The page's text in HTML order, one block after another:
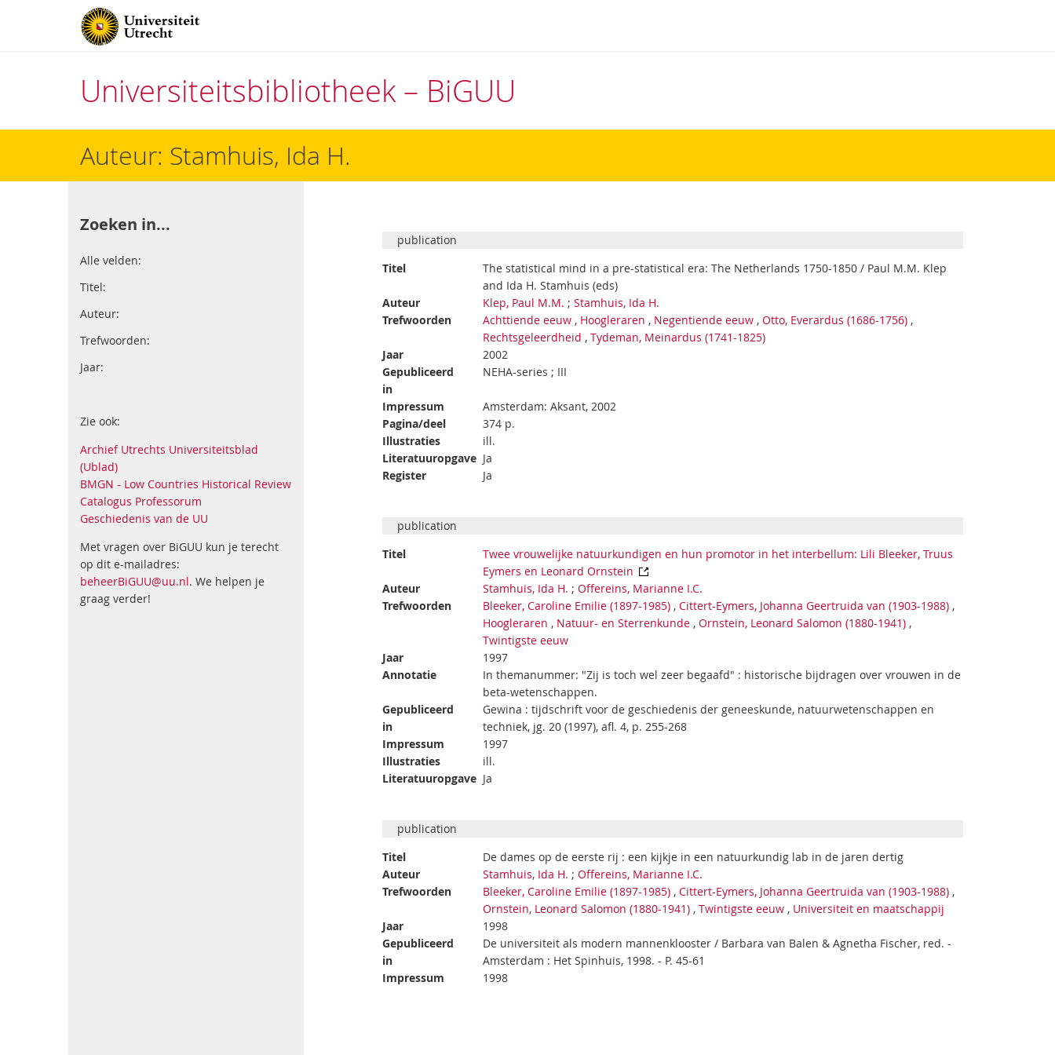
Universiteitsbibliotheek – BiGUU
Auteur: Stamhuis, Ida H.
Zoeken in...
Alle velden:
Titel:
Auteur:
Trefwoorden:
Jaar:
Zie ook:
Archief Utrechts Universiteitsblad
(Ublad)
BMGN - Low Countries Historical Review
Catalogus Professorum
Geschiedenis van de UU
Met vragen over BiGUU kun je terecht
op dit e-mailadres:
beheerBiGUU@uu.nl. We helpen je
graag verder!
publication
Titel
The statistical mind in a pre-statistical era: The Netherlands 1750-1850 / Paul M.M. Klep
and Ida H. Stamhuis (eds)
Auteur
Klep, Paul M.M. ;Stamhuis, Ida H.
Trefwoorden
Achttiende eeuw , Hoogleraren , Negentiende eeuw ,Otto, Everardus (1686-1756) ,
Rechtsgeleerdheid ,Tydeman, Meinardus (1741-1825)
Jaar
2002
Gepubliceerd
in
NEHA-series ; III
Impressum
Amsterdam: Aksant, 2002
Pagina/deel
374 p.
Illustraties
ill.
Literatuuropgave Ja
Register
Ja
publication
Titel
Twee vrouwelijke natuurkundigen en hun promotor in het interbellum: Lili Bleeker, Truus
Eymers en Leonard Ornstein
Auteur
Stamhuis, Ida H. ;Offereins, Marianne I.C.
Trefwoorden
Bleeker, Caroline Emilie (1897-1985) ,Cittert-Eymers, Johanna Geertruida van (1903-1988) ,
Hoogleraren , Natuur- en Sterrenkunde ,Ornstein, Leonard Salomon (1880-1941) ,
Twintigste eeuw
Jaar
1997
Annotatie
In themanummer: "Zij is toch wel zeer begaafd" : historische bijdragen over vrouwen in de
beta-wetenschappen.
Gepubliceerd
in
Gewina : tijdschrift voor de geschiedenis der geneeskunde, natuurwetenschappen en
techniek, jg. 20 (1997), afl. 4, p. 255-268
Impressum
1997
Illustraties
ill.
Literatuuropgave Ja
publication
Titel
De dames op de eerste rij : een kijkje in een natuurkundig lab in de jaren dertig
Auteur
Stamhuis, Ida H. ;Offereins, Marianne I.C.
Trefwoorden
Bleeker, Caroline Emilie (1897-1985) ,Cittert-Eymers, Johanna Geertruida van (1903-1988) ,
Ornstein, Leonard Salomon (1880-1941) ,Twintigste eeuw , Universiteit en maatschappij
Jaar
1998
Gepubliceerd
in
De universiteit als modern mannenklooster / Barbara van Balen & Agnetha Fischer, red. -
Amsterdam : Het Spinhuis, 1998. - P. 45-61
Impressum
1998